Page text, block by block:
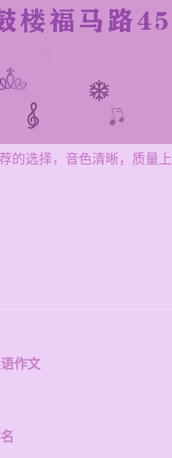
的选择，音色清晰，质量
作文